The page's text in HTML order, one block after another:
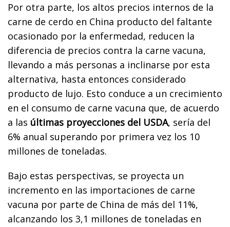
Por otra parte, los altos precios internos de la
carne de cerdo en China producto del faltante
ocasionado por la enfermedad, reducen la
diferencia de precios contra la carne vacuna,
llevando a más personas a inclinarse por esta
alternativa, hasta entonces considerado
producto de lujo. Esto conduce a un crecimiento
en el consumo de carne vacuna que, de acuerdo
a las últimas proyecciones del USDA, sería del
6% anual superando por primera vez los 10
millones de toneladas.
Bajo estas perspectivas, se proyecta un
incremento en las importaciones de carne
vacuna por parte de China de más del 11%,
alcanzando los 3,1 millones de toneladas en